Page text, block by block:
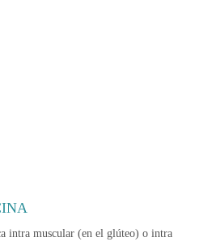
intra muscular (en el glúteo) o intra